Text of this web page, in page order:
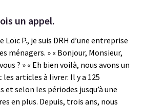
un appel.
Loïc P., je suis DRH d’une entreprise
ménagers. » « Bonjour, Monsieur,
? » « Eh bien voilà, nous avons un
articles à livrer. Il y a 125
selon les périodes jusqu’à une
en plus. Depuis, trois ans, nous